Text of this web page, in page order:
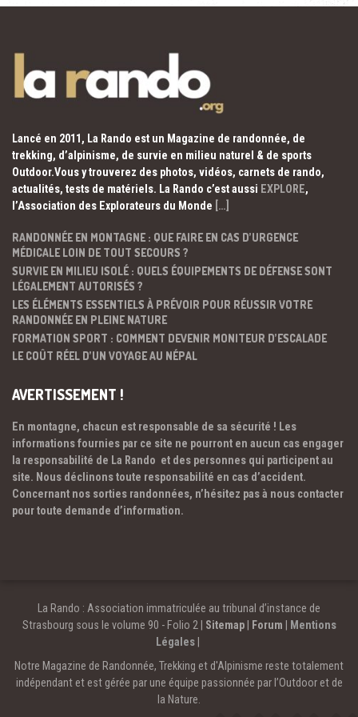
Lancé en 2011, La Rando est un Magazine de randonnée, de
trekking, d’alpinisme, de survie en milieu naturel & de sports
Outdoor.Vous y trouverez des photos, vidéos, carnets de rando,
actualités, tests de matériels. La Rando c’est aussi EXPLORE,
l’Association des Explorateurs du Monde […]
RANDONNÉE EN MONTAGNE : QUE FAIRE EN CAS D’URGENCE
MÉDICALE LOIN DE TOUT SECOURS ?
SURVIE EN MILIEU ISOLÉ : QUELS ÉQUIPEMENTS DE DÉFENSE SONT
LÉGALEMENT AUTORISÉS ?
LES ÉLÉMENTS ESSENTIELS À PRÉVOIR POUR RÉUSSIR VOTRE
RANDONNÉE EN PLEINE NATURE
FORMATION SPORT : COMMENT DEVENIR MONITEUR D’ESCALADE
LE COÛT RÉEL D’UN VOYAGE AU NÉPAL
AVERTISSEMENT !
En montagne, chacun est responsable de sa sécurité ! Les
informations fournies par ce site ne pourront en aucun cas engager
la responsabilité de La Rando et des personnes qui participent au
site. Nous déclinons toute responsabilité en cas d’accident.
Concernant nos sorties randonnées, n’hésitez pas à nous contacter
pour toute demande d’information.
La Rando : Association immatriculée au tribunal d’instance de
Strasbourg sous le volume 90 - Folio 2 | Sitemap| Forum
Mentions
Légales
Notre Magazine de Randonnée, Trekking et d'Alpinisme reste totalement
indépendant et est gérée par une équipe passionnée par l’Outdoor et de
la Nature.